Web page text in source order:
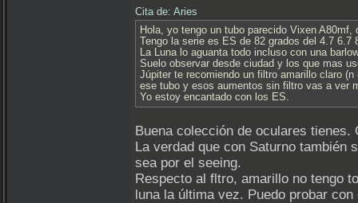
Cita de: Aries
Hola, yo tengo un tubo parecido Vixen A80mf,
Tengo la serie es ES de 82 grados del 4.7
La Luna lo aguanta todo incluso con una
Suelo observar desde ciudad y los que mas
Júpiter te recomiendo un filtro amarillo claro
ese tubo y esos aumentos sin filtro vas a ver
Yo estoy encantado con los ES.
Buena colección de oculares
La verdad que con Saturno también
sea por el seeing.
Respecto al fltro, amarillo no tengo
luna la última vez. Puedo probar